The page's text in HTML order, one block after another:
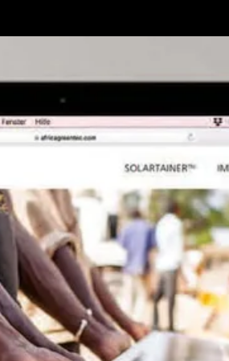
&
&
FAQ
Career Development an
der AMD
Networking
International
Auslandsprogramme
für unsere
Studierenden
Internationale
Partnerhochschulen
Studieren in
Deutschland
Studyplus
Deinen Campus entdecken
Berlin
Düsseldorf